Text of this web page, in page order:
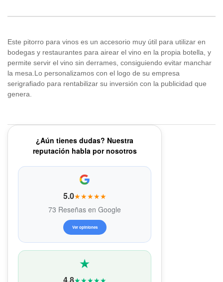
Este pitorro para vinos es un accesorio muy útil para utilizar en
bodegas y restaurantes para airear el vino en la propia botella, y
permite servir el vino sin derrames, consiguiendo evitar manchar
la mesa.Lo personalizamos con el logo de su empresa
serigrafiado para rentabilizar su inversión con la publicidad que
genera.
¿Aún tienes dudas? Nuestra
reputación habla por nosotros
5.0★★★★★
73 Reseñas en Google
Ver opiniones
★★★★★